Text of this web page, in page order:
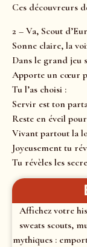
Ces découvreurs
2 – Va, Scout
Sonne claire, la
Dans le grand jeu
Apporte un cœur
Tu l’as choisi :
Servir est ton
Reste en éveil
Vivant partout la
Joyeusement tu
Tu révèles les
Affichez votre
sweats scouts,
mythiques :